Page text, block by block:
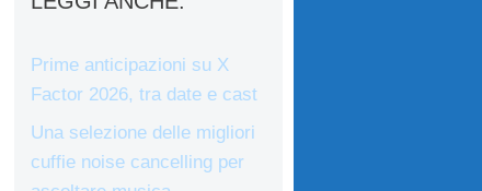
Prime anticipazioni su X
Factor 2026, tra date e cast
Una selezione delle migliori
cuffie noise cancelling per